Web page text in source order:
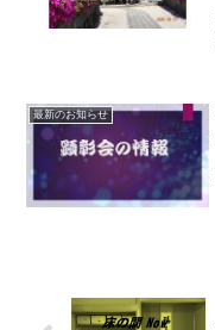
最新のお知らせ